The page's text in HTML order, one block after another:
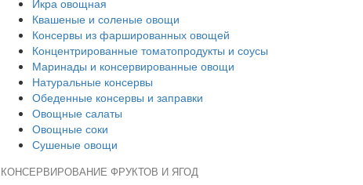
Икра овощная
Квашеные и соленые овощи
Консервы из фаршированных овощей
Концентрированные томатопродукты и соусы
Маринады и консервированные овощи
Натуральные консервы
Обеденные консервы и заправки
Овощные салаты
Овощные соки
Сушеные овощи
КОНСЕРВИРОВАНИЕ ФРУКТОВ И ЯГОД